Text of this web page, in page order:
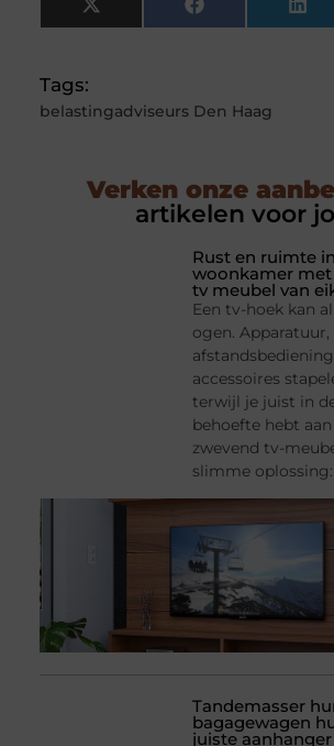
X
(Twitter)
Facebook
Tags:
belastingadviseurs Den Haag
Verken onze
artikelen voor
Rust en ruimte
woonkamer met
tv meubel van
Een tv-hoek kan
ogen. Apparatuur,
accessoires
terwijl je juist in
behoefte hebt
zwevend tv-
slimme
Tandemasser
bagagewagen
juiste